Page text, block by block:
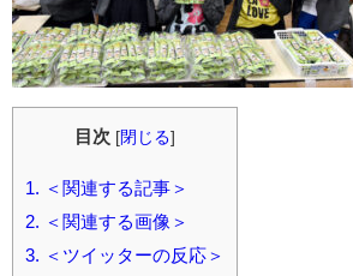
目次 [閉じる]
1. ＜関連する記事＞
2. ＜関連する画像＞
3. ＜ツイッターの反応＞